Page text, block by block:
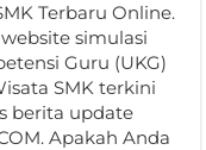
Terbaru Online.
simulasi
Guru (UKG)
SMK terkini
berita update
Apakah Anda